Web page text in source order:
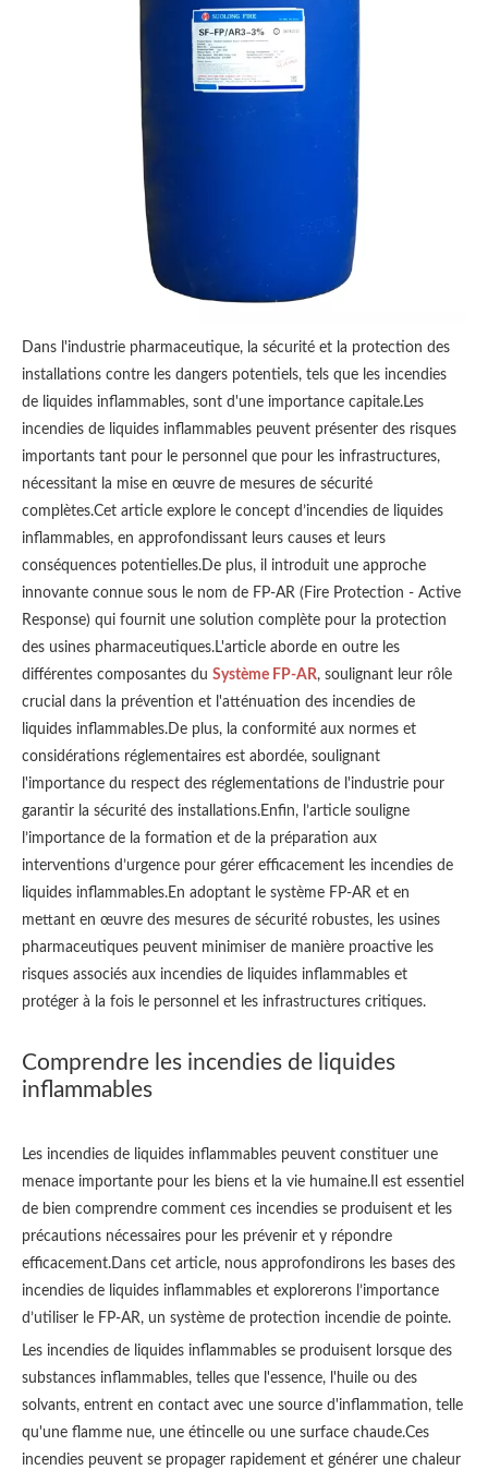
Dans l'industrie pharmaceutique, la sécurité et la protection des
installations contre les dangers potentiels, tels que les incendies
de liquides inflammables, sont d'une importance capitale.Les
incendies de liquides inflammables peuvent présenter des risques
importants tant pour le personnel que pour les infrastructures,
nécessitant la mise en œuvre de mesures de sécurité
complètes.Cet article explore le concept d’incendies de liquides
inflammables, en approfondissant leurs causes et leurs
conséquences potentielles.De plus, il introduit une approche
innovante connue sous le nom de FP-AR (Fire Protection - Active
Response) qui fournit une solution complète pour la protection
des usines pharmaceutiques.L'article aborde en outre les
différentes composantes du Système FP-AR, soulignant leur rôle
crucial dans la prévention et l'atténuation des incendies de
liquides inflammables.De plus, la conformité aux normes et
considérations réglementaires est abordée, soulignant
l'importance du respect des réglementations de l'industrie pour
garantir la sécurité des installations.Enfin, l’article souligne
l’importance de la formation et de la préparation aux
interventions d’urgence pour gérer efficacement les incendies de
liquides inflammables.En adoptant le système FP-AR et en
mettant en œuvre des mesures de sécurité robustes, les usines
pharmaceutiques peuvent minimiser de manière proactive les
risques associés aux incendies de liquides inflammables et
protéger à la fois le personnel et les infrastructures critiques.
Comprendre les incendies de liquides
inflammables
Les incendies de liquides inflammables peuvent constituer une
menace importante pour les biens et la vie humaine.Il est essentiel
de bien comprendre comment ces incendies se produisent et les
précautions nécessaires pour les prévenir et y répondre
efficacement.Dans cet article, nous approfondirons les bases des
incendies de liquides inflammables et explorerons l’importance
d’utiliser le FP-AR, un système de protection incendie de pointe.
Les incendies de liquides inflammables se produisent lorsque des
substances inflammables, telles que l'essence, l'huile ou des
solvants, entrent en contact avec une source d'inflammation, telle
qu'une flamme nue, une étincelle ou une surface chaude.Ces
incendies peuvent se propager rapidement et générer une chaleur